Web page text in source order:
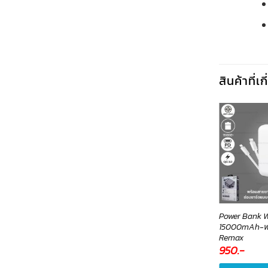
สินค้าที่เ
Power Bank
15000mAh-
Remax
950.-